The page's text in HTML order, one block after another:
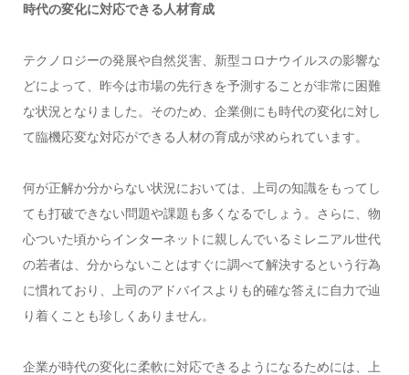
時代の変化に対応できる人材育成
テクノロジーの発展や自然災害、新型コロナウイルスの影響な
どによって、昨今は市場の先行きを予測することが非常に困難
な状況となりました。そのため、企業側にも時代の変化に対し
て臨機応変な対応ができる人材の育成が求められています。
何が正解か分からない状況においては、上司の知識をもってし
ても打破できない問題や課題も多くなるでしょう。さらに、物
心ついた頃からインターネットに親しんでいるミレニアル世代
の若者は、分からないことはすぐに調べて解決するという行為
に慣れており、上司のアドバイスよりも的確な答えに自力で辿
り着くことも珍しくありません。
企業が時代の変化に柔軟に対応できるようになるためには、上